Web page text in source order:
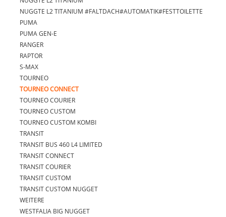
NUGGTE L2 TITANIUM #FALTDACH#AUTOMATIK#FESTTOILETTE
PUMA
PUMA GEN-E
RANGER
RAPTOR
S-MAX
TOURNEO
TOURNEO CONNECT
TOURNEO COURIER
TOURNEO CUSTOM
TOURNEO CUSTOM KOMBI
TRANSIT
TRANSIT BUS 460 L4 LIMITED
TRANSIT CONNECT
TRANSIT COURIER
TRANSIT CUSTOM
TRANSIT CUSTOM NUGGET
WEITERE
WESTFALIA BIG NUGGET